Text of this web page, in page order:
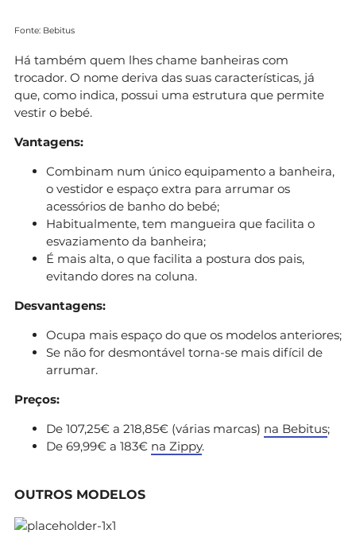
Fonte: Bebitus
Há também quem lhes chame banheiras com
trocador. O nome deriva das suas características, já
que, como indica, possui uma estrutura que permite
vestir o bebé.
Vantagens:
Combinam num único equipamento a banheira,
o vestidor e espaço extra para arrumar os
acessórios de banho do bebé;
Habitualmente, tem mangueira que facilita o
esvaziamento da banheira;
É mais alta, o que facilita a postura dos pais,
evitando dores na coluna.
Desvantagens:
Ocupa mais espaço do que os modelos anteriores;
Se não for desmontável torna-se mais difícil de
arrumar.
Preços:
De 107,25€ a 218,85€ (várias marcas) na Bebitus;
De 69,99€ a 183€ na Zippy.
OUTROS MODELOS